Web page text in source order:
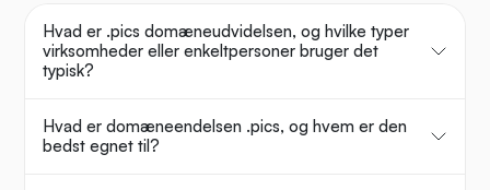
Hvad er .pics domæneudvidelsen, og hvilke typer
virksomheder eller enkeltpersoner bruger det
typisk?
Hvad er domæneendelsen .pics, og hvem er den
bedst egnet til?